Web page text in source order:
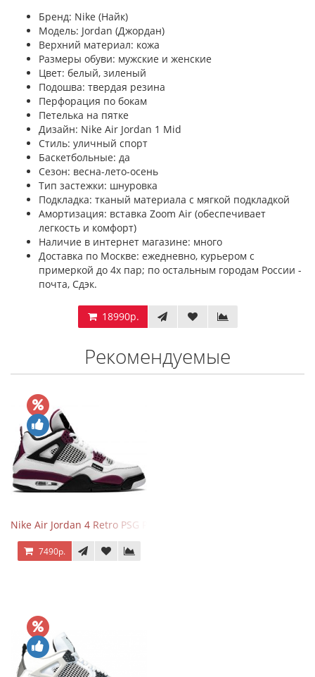
Бренд: Nike (Найк)
Модель: Jordan (Джордан)
Верхний материал: кожа
Размеры обуви: мужские и женские
Цвет: белый, зиленый
Подошва: твердая резина
Перфорация по бокам
Петелька на пятке
Дизайн: Nike Air Jordan 1 Mid
Стиль: уличный спорт
Баскетбольные: да
Сезон: весна-лето-осень
Тип застежки: шнуровка
Подкладка: тканый материала с мягкой подкладкой
Амортизация: вставка Zoom Air (обеспечивает
легкость и комфорт)
Наличие в интернет магазине: много
Доставка по Москве: ежедневно, курьером с
примеркой до 4х пар; по остальным городам России -
почта, Сдэк.
18990р.
Рекомендуемые
Nike Air Jordan 4 Retro PSG Paris Saint-Germain
7490р.